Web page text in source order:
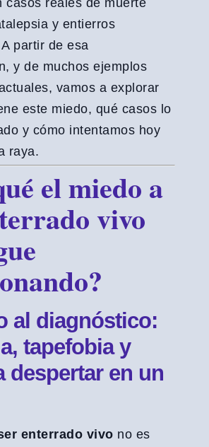
casos reales de muerte
y entierros
partir de esa
y de muchos ejemplos
vamos a explorar
este miedo, qué casos lo
y cómo intentamos hoy
raya.
el miedo a
vivo
al diagnóstico:
tapefobia y
despertar en un
enterrado vivo no es